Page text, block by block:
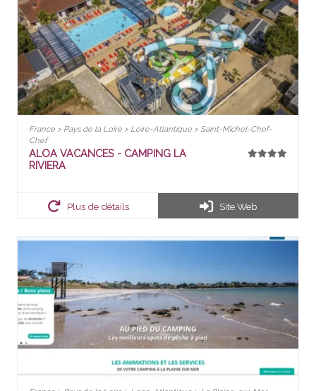
France > Pays de la Loire > Loire-Atlantique > Saint-Michel-Chef-
Chef
ALOA VACANCES - CAMPING LA
RIVIERA
Plus de détails Site Web